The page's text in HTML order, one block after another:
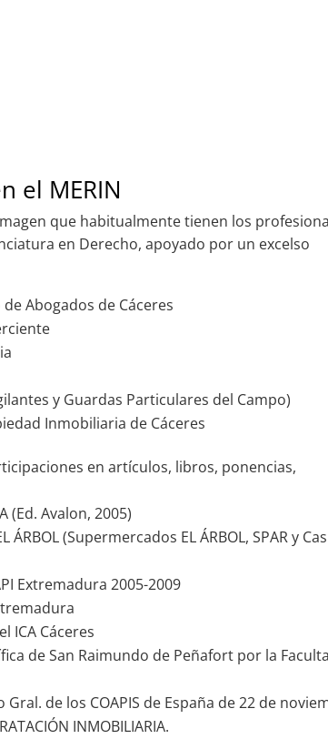
el MERIN
que habitualmente tienen los
en Derecho, apoyado por un excelso
Abogados de Cáceres
y Guardas Particulares del Campo)
Inmobiliaria de Cáceres
en artículos, libros, ponencias,
(Ed. Avalon, 2005)
(Supermercados EL ÁRBOL, SPAR y
Extremadura 2005-2009
ICA Cáceres
de San Raimundo de Peñafort por la
de los COAPIS de España de 22 de
INMOBILIARIA.